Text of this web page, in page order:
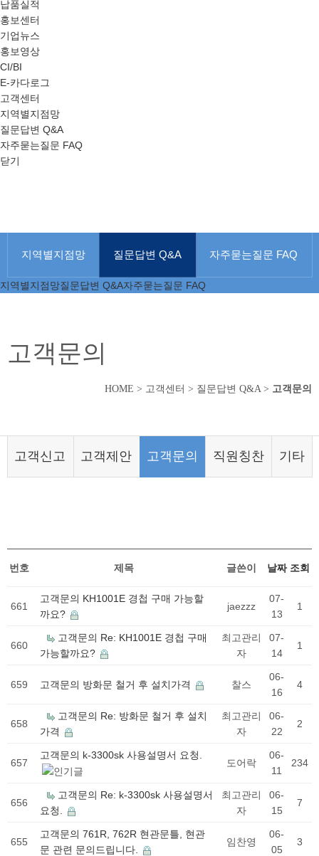
납품실적
홍보센터
기업뉴스
홍보영상
CI/BI
E-카다로그
고객센터
지역별지점망
질문답변 Q&A
자주묻는질문 FAQ
닫기
지역별지점망 질문답변 Q&A 자주묻는질문 FAQ
지역별지점망질문답변 Q&A자주묻는질문 FAQ
고객문의
HOME > 고객센터 > 질문답변 Q&A > 고객문의
고객신고 고객제안 고객문의 직원칭찬 기타
번호 제목 글쓴이 날짜 조회
661
고객문의 KH1001E 경첩 구매 가능할
까요?
jaezzz
07-
13
1
660
고객문의 Re: KH1001E 경첩 구매
가능할까요?
최고관리
자
07-
14
1
659 고객문의 방화문 철거 후 설치가격 찰스
06-
16
4
658
고객문의 Re: 방화문 철거 후 설치
가격
최고관리
자
06-
22
2
657
고객문의 k-3300sk 사용설명서 요청.
도어락
06-
11
234
656
고객문의 Re: k-3300sk 사용설명서
요청.
최고관리
자
06-
15
7
655
고객문의 761R, 762R 현관문틀, 현관
문 관련 문의드립니다.
임찬영
06-
05
3